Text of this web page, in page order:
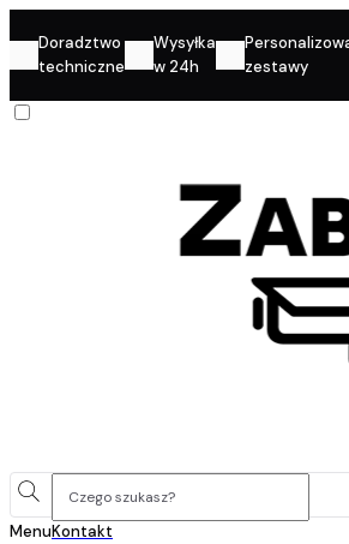
Doradztwo
techniczne
Wysyłka
w 24h
zestawy
MenuKontakt